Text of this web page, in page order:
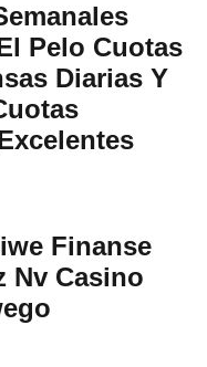
Pelo Cuotas
Diarias Y
Finanse
Nv Casino